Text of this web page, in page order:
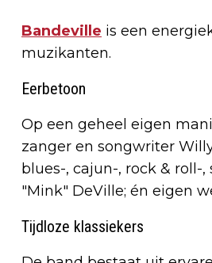
Bandeville is een
muzikanten.
Eerbetoon
Op een geheel eigen
zanger en songwriter
blues-, cajun-, rock &
"Mink" DeVille; én eigen
Tijdloze klassiekers